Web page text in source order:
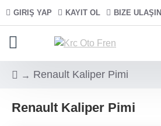
GIRIŞ YAP KAYIT OL BIZE ULAŞIN
Renault Kaliper Pimi
Renault Kaliper Pimi